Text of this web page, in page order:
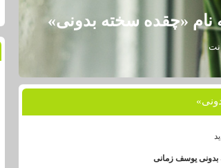
نام «چقده سخته بدونی»
یوسف زمانی